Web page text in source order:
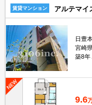
賃貸マンション アルテマイ
日豊
宮崎
築8年
9.6